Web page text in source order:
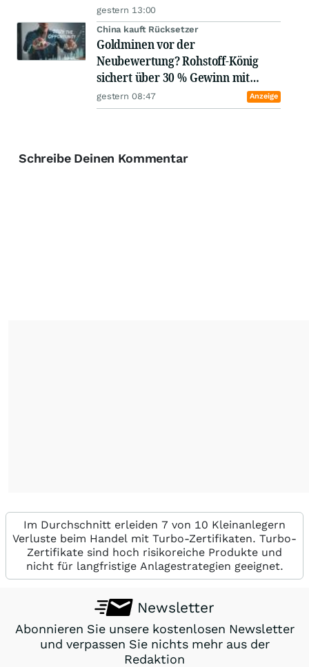
gestern 13:00
​​​​​​​China kauft Rücksetzer
Goldminen vor der
Neubewertung? Rohstoff-König
sichert über 30 % Gewinn mit
B2Gold!
gestern 08:47 Anzeige
Schreibe Deinen Kommentar
Im Durchschnitt erleiden 7 von 10 Kleinanlegern
Verluste beim Handel mit Turbo-Zertifikaten. Turbo-
Zertifikate sind hoch risikoreiche Produkte und
nicht für langfristige Anlagestrategien geeignet.
Newsletter
Abonnieren Sie unsere kostenlosen Newsletter
und verpassen Sie nichts mehr aus der
Redaktion